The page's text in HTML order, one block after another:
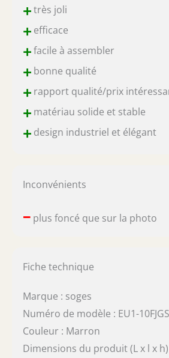
+très joli
+efficace
+facile à assembler
+bonne qualité
+rapport qualité/prix
+matériau solide et stable
+design industriel et élégant
Inconvénients
–plus foncé que sur la photo
Fiche technique
Marque : soges
Numéro de modèle : EU1-
Couleur : Marron
Dimensions du produit (L x l x h)